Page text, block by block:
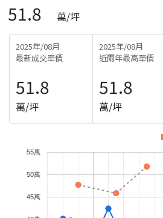
51.8 萬/坪
2025年/08月
最新成交單價
51.8
萬/坪
2025年/08月
近兩年最高單價
51.8
萬/坪
45萬
50萬
55萬